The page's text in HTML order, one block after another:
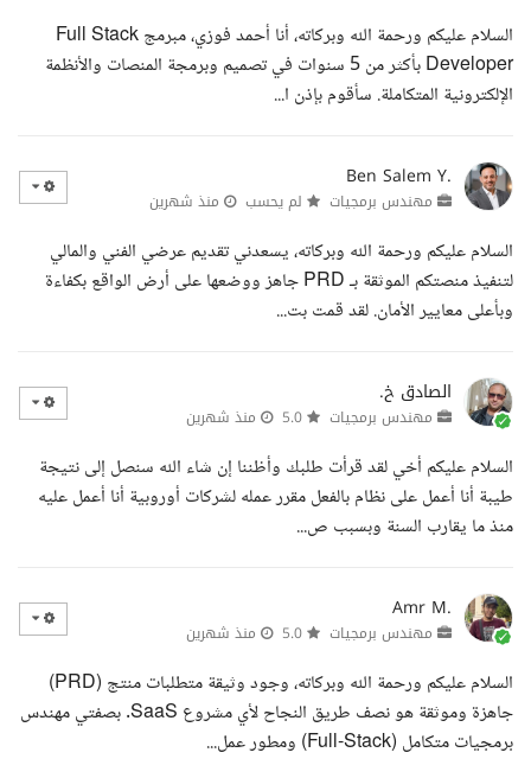
السلام عليكم ورحمة الله وبركاته، أنا أحمد فوزي، مبرمج Full Stack
Developer بأكثر من 5 سنوات في تصميم وبرمجة المنصات والأنظمة
الإلكترونية المتكاملة. سأقوم بإذن ا...
Ben Salem Y.
مهندس برمجيات لم يحسب منذ شهرين
السلام عليكم ورحمة الله وبركاته، يسعدني تقديم عرضي الفني والمالي
لتنفيذ منصتكم الموثقة بـ PRD جاهز ووضعها على أرض الواقع بكفاءة
وبأعلى معايير الأمان. لقد قمت بت...
الصادق خ.
مهندس برمجيات منذ شهرين
السلام عليكم أخي لقد قرأت طلبك وأظننا إن شاء الله سنصل إلى نتيجة
طيبة أنا أعمل على نظام بالفعل مقرر عمله لشركات أوروبية أنا أعمل عليه
منذ ما يقارب السنة وبسبب ص...
Amr M.
مهندس برمجيات منذ شهرين
السلام عليكم ورحمة الله وبركاته، وجود وثيقة متطلبات منتج (PRD)
جاهزة وموثقة هو نصف طريق النجاح لأي مشروع SaaS. بصفتي مهندس
برمجيات متكامل (Full-Stack) ومطور عمل...